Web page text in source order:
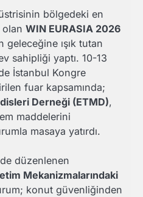
bölgedeki en
olan WIN EURASIA 2026
geleceğine ışık tutan
sahipliği yaptı. 10-13
İstanbul Kongre
fuar kapsamında;
Derneği (ETMD),
maddelerini
masaya yatırdı.
düzenlenen
Mekanizmalarındaki
konut güvenliğinden